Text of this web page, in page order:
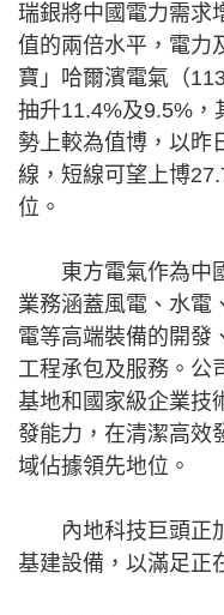
瑞銀將中國電力需求
值的兩倍水平，電力
寶」哈爾濱電氣（
抽升11.4%及9.5%，
勢上較為值博，以昨
線，短線可望上博
位。
東方電氣作為中國
業務涵蓋風電、水電
電等高端裝備的開發
工程承包及服務。公
基地和國家級企業技
發能力，在清潔高效
域佔據領先地位。
內地科技巨頭正加
基建設備，以滿足正